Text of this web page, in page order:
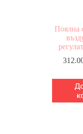
Поялна